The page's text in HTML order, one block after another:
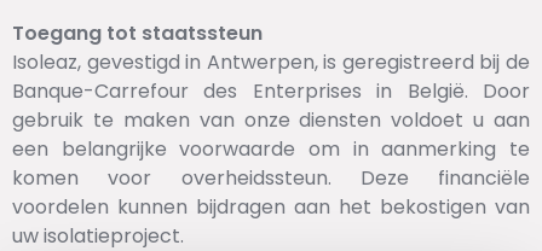
Toegang tot staatssteun
Isoleaz, gevestigd in Antwerpen, is geregistreerd bij de
Banque-Carrefour des Enterprises in België. Door
gebruik te maken van onze diensten voldoet u aan
een belangrijke voorwaarde om in aanmerking te
komen voor overheidssteun. Deze financiële
voordelen kunnen bijdragen aan het bekostigen van
uw isolatieproject.